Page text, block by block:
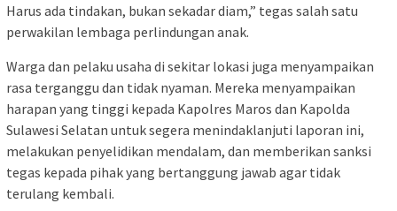
Harus ada tindakan, bukan sekadar diam,” tegas salah satu
perwakilan lembaga perlindungan anak.
Warga dan pelaku usaha di sekitar lokasi juga menyampaikan
rasa terganggu dan tidak nyaman. Mereka menyampaikan
harapan yang tinggi kepada Kapolres Maros dan Kapolda
Sulawesi Selatan untuk segera menindaklanjuti laporan ini,
melakukan penyelidikan mendalam, dan memberikan sanksi
tegas kepada pihak yang bertanggung jawab agar tidak
terulang kembali.